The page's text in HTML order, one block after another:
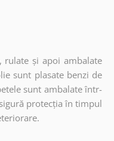
rulate și apoi ambalate
sunt plasate benzi de
sunt ambalate într-
protecția în timpul